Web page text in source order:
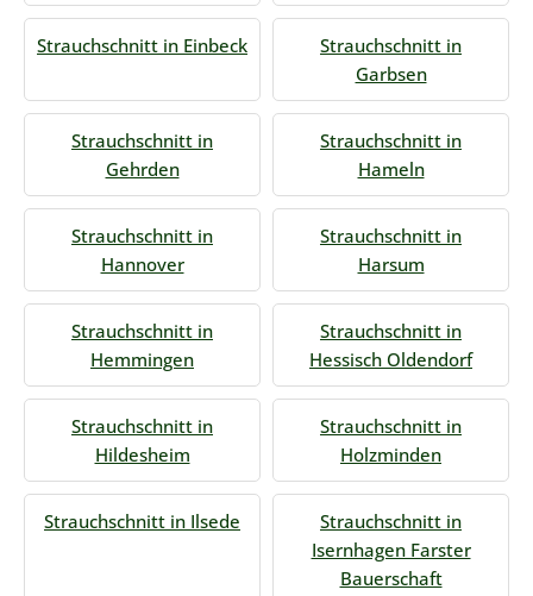
Strauchschnitt in Einbeck
Strauchschnitt in
Garbsen
Strauchschnitt in
Gehrden
Strauchschnitt in
Hameln
Strauchschnitt in
Hannover
Strauchschnitt in
Harsum
Strauchschnitt in
Hemmingen
Strauchschnitt in
Hessisch Oldendorf
Strauchschnitt in
Hildesheim
Strauchschnitt in
Holzminden
Strauchschnitt in Ilsede
Strauchschnitt in
Isernhagen Farster
Bauerschaft